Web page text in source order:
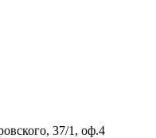
37/1, оф.4